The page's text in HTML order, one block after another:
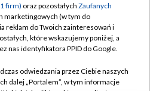
prywatności
zgody
Pomoc
Kontakt
firm) oraz pozostałych Zaufanych
marketingowych (w tym do
reklam do Twoich zainteresowań i
które wskazujemy poniżej, a
nas identyfikatora PPID do Google.
odwiedzania przez Ciebie naszych
dalej „Portalem”, w tym informacje